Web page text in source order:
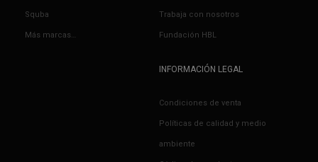
Squba
Más marcas…
Trabaja con nosotros
Fundación HBL
INFORMACIÓN LEGAL
Condiciones de venta
Políticas de calidad y medio
ambiente